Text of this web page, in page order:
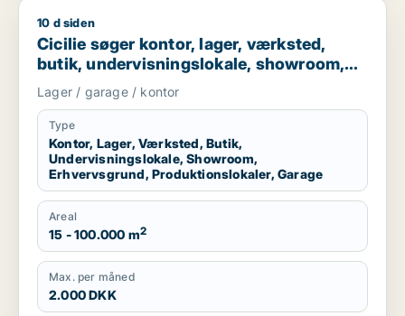
Cicilie søger kontor, lager, værksted, butik,
10 d siden
Cicilie søger kontor, lager, værksted,
butik, undervisningslokale, showroom,
erhvervsgrund, produktionslokaler eller
garage til leje i Region Sjælland eller
Nordsjælland
Lager / garage / kontor
Type
Kontor, Lager, Værksted, Butik,
Undervisningslokale, Showroom,
Erhvervsgrund, Produktionslokaler, Garage
Areal
15 - 100.000 m2
Max. per måned
2.000 DKK